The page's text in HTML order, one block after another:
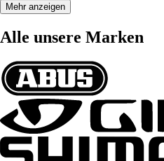
Mehr anzeigen
Alle unsere Marken